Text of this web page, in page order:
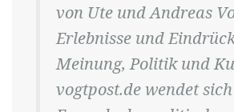
von Ute und Andreas
Erlebnisse und
Meinung, Politik und
vogtpost.de wendet